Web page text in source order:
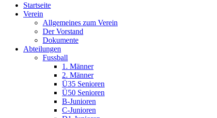
Startseite
Verein
Allgemeines zum Verein
Der Vorstand
Dokumente
Abteilungen
Fussball
1. Männer
2. Männer
Ü35 Senioren
Ü50 Senioren
B-Junioren
C-Junioren